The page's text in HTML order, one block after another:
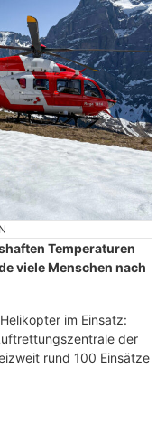
Temperaturen
viele Menschen nach
im Einsatz:
der
rund 100 Einsätze